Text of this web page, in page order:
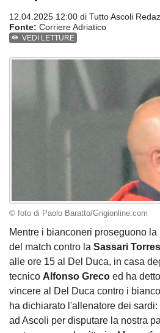
12.04.2025 12:00 di Tutto Ascoli
Fonte: Corriere Adriatico
VEDI LETTURE
© foto di Paolo Baratto/Grigionline.com
Mentre i bianconeri proseguono
del match contro la Sassari Torres
alle ore 15 al Del Duca, in casa
tecnico Alfonso Greco ed ha
vincere al Del Duca contro i
ha dichiarato l'allenatore dei
ad Ascoli per disputare la nostra